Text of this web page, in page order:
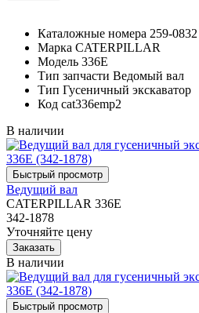
Каталожные номера 259-0832
Марка CATERPILLAR
Модель 336E
Тип запчасти Ведомый вал
Тип Гусеничный экскаватор
Код cat336emp2
В наличии
Ведущий вал
CATERPILLAR 336E
342-1878
Уточняйте цену
В наличии